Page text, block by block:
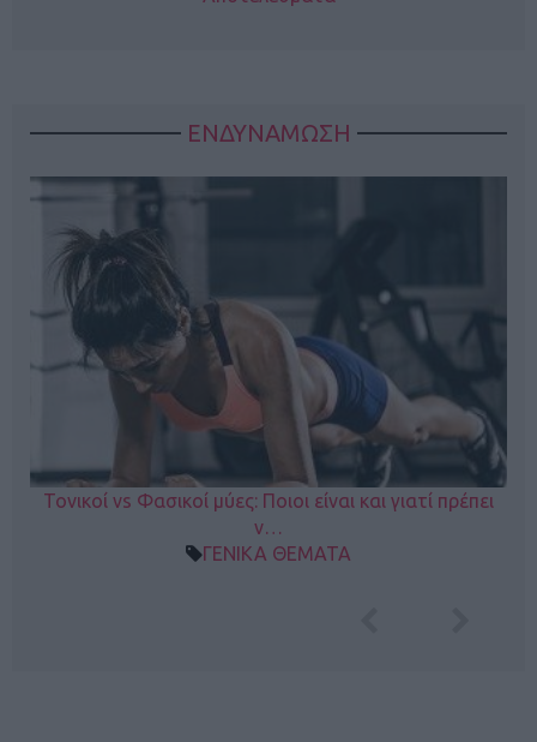
ΕΝΔΥΝΑΜΩΣΗ
Τονικοί vs Φασικοί μύες: Ποιοι είναι και γιατί πρέπει
ν…
ΓΕΝΙΚΑ ΘΕΜΑΤΑ